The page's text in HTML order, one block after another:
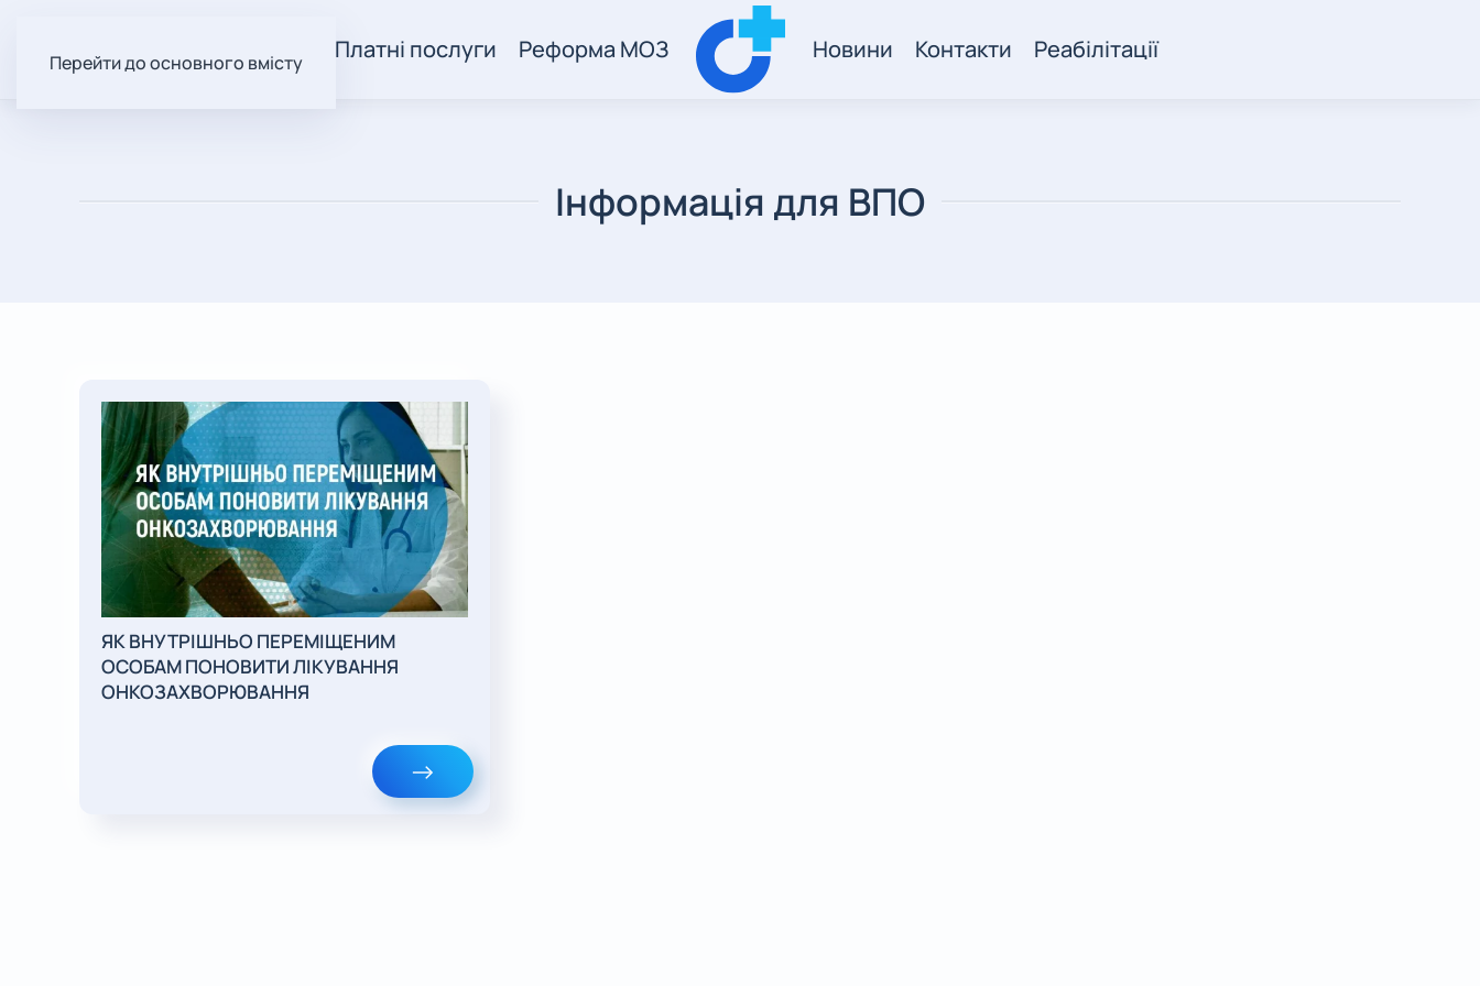
Перейти до основного вмісту
Про нас Пацієнтам Платні послуги Реформа МОЗ Новини Контакти Реабілітації
Інформація для ВПО
ЯК ВНУТРІШНЬО ПЕРЕМІЩЕНИМ
ОСОБАМ ПОНОВИТИ ЛІКУВАННЯ
ОНКОЗАХВОРЮВАННЯ